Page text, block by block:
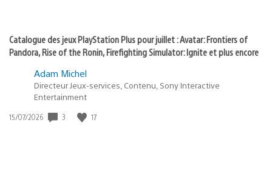
Catalogue des jeux PlayStation Plus pour juillet : Avatar: Frontiers of
Pandora, Rise of the Ronin, Firefighting Simulator: Ignite et plus encore
Adam Michel
Directeur Jeux-services, Contenu, Sony Interactive
Entertainment
Date
15/07/2026 3 17